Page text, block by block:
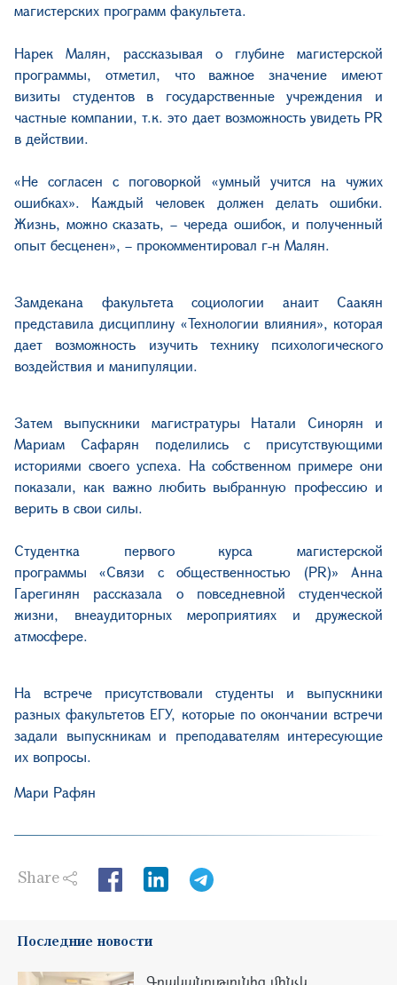
магистерских программ факультета.
Нарек Малян, рассказывая о глубине магистерской
программы, отметил, что важное значение имеют
визиты студентов в государственные учреждения и
частные компании, т.к. это дает возможность увидеть PR
в действии.
«Не согласен с поговоркой «умный учится на чужих
ошибках». Каждый человек должен делать ошибки.
Жизнь, можно сказать, – череда ошибок, и полученный
опыт бесценен», – прокомментировал г-н Малян.
Замдекана факультета социологии анаит Саакян
представила дисциплину «Технологии влияния», которая
дает возможность изучить технику психологического
воздействия и манипуляции.
Затем выпускники магистратуры Натали Синорян и
Мариам Сафарян поделились с присутствующими
историями своего успеха. На собственном примере они
показали, как важно любить выбранную профессию и
верить в свои силы.
Студентка первого курса магистерской
программы «Связи с общественностью (PR)» Анна
Гарегинян рассказала о повседневной студенческой
жизни, внеаудиторных мероприятиях и дружеской
атмосфере.
На встрече присутствовали студенты и выпускники
разных факультетов ЕГУ, которые по окончании встречи
задали выпускникам и преподавателям интересующие
их вопросы.
Мари Рафян
Share LinkedIn
Последние новости
Գրականությունից մինչև